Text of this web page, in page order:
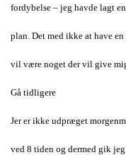
fordybelse – jeg havde lagt
plan. Det med ikke at have
vil være noget der vil give
Gå tidligere
Jer er ikke udpræget
ved 8 tiden og dermed gik